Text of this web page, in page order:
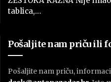
tablica,…
Pošaljite nam priču ili
Pošaljite nam priču,